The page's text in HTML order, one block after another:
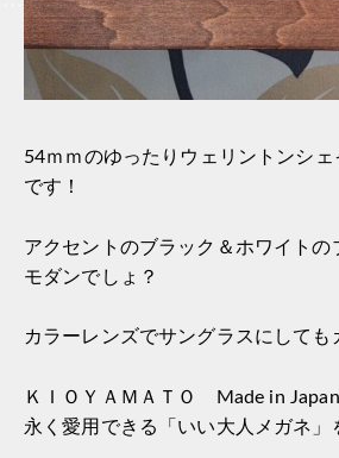
54ｍｍのゆったりウェリントンシ
です！
アクセントのブラック＆ホワイトの
モダンでしょ？
カラーレンズでサングラスにしても
ＫＩＯＹＡＭＡＴＯ Made in Japan
永く愛用できる「いい大人メガネ」